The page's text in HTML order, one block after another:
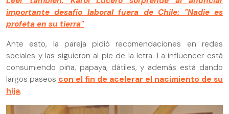
importante desafío laboral fuera de Chile: "Nadie es
profeta en su tierra"
Ante esto, la pareja pidió recomendaciones en redes
sociales y las siguieron al pie de la letra. La influencer está
consumiendo piña, papaya, dátiles, y además está dando
largos paseos con el fin de acelerar el nacimiento de su
hija.